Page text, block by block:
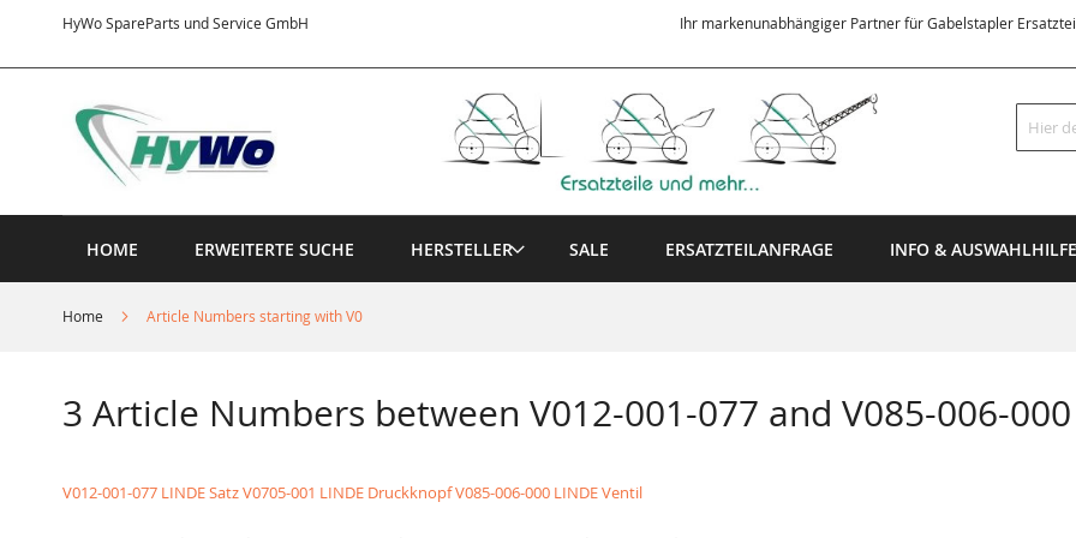
HyWo SpareParts und Service GmbH
Inhalt
Ihr markenunabhängiger Partner für Gabelstapler
Suche
HOME ERWEITERTE SUCHE HERSTELLER SALE ERSATZTEILANFRAGE INFO & AUSWAHLHILFE
Home Article Numbers starting with V0
3 Article Numbers between V012-001-077 and V085-006-000
V012-001-077 LINDE SatzV0705-001 LINDE DruckknopfV085-006-000 LINDE Ventil